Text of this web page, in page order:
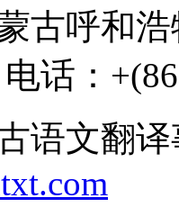
古呼和
电话：
语文翻